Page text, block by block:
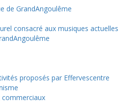
de GrandAngoulême
consacré aux musiques actuelles
proposés par Effervescentre
commerciaux